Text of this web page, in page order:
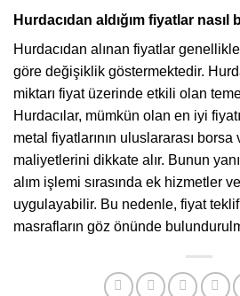
Hurdacıdan aldığım fiyatlar nasıl
Hurdacıdan alınan fiyatlar
göre değişiklik göstermektedir.
miktarı fiyat üzerinde etkili olan
Hurdacılar, mümkün olan en iyi
metal fiyatlarının uluslararası
maliyetlerini dikkate alır. Bunun
alım işlemi sırasında ek hizmetler
uygulayabilir. Bu nedenle, fiyat
masrafların göz önünde